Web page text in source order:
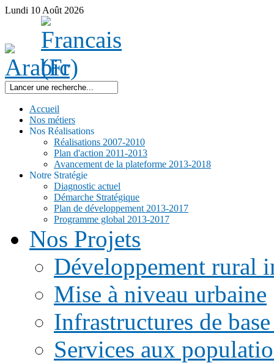
Lundi 10 Août 2026
Accueil
Nos métiers
Nos Réalisations
Réalisations 2007-2010
Plan d'action 2011-2013
Avancement de la plateforme 2013-2018
Notre Stratégie
Diagnostic actuel
Démarche Stratégique
Plan de développement 2013-2017
Programme global 2013-2017
Nos Projets
Développement rural
Mise à niveau urbaine
Infrastructures de
Services aux